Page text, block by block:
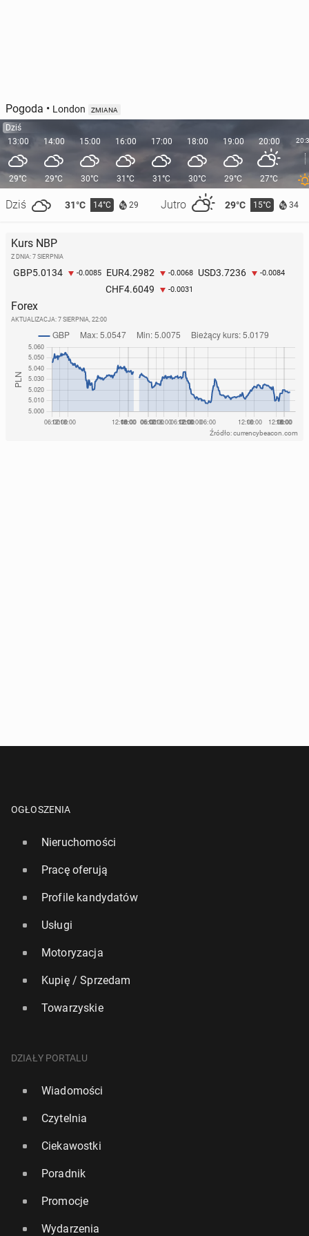
Pogoda • London ZMIANA
Dziś
13:00
29°C
Dziś 31°C 14°C 29 Jutro 29°C 15°C 34
14:00
29°C
15:00
30°C
16:00
31°C
17:00
31°C
18:00
30°C
19:00
29°C
20:00
27°C
Kurs NBP
Z DNIA: 7 SIERPNIA
GBP5.0134 -0.0085 EUR4.2982 -0.0068 USD3.7236 -0.0084
CHF4.6049 -0.0031
Forex
AKTUALIZACJA: 7 SIERPNIA, 22:00
Źródło: currencybeacon.com
OGŁOSZENIA
Nieruchomości
Pracę oferują
Profile kandydatów
Usługi
Motoryzacja
Kupię / Sprzedam
Towarzyskie
DZIAŁY PORTALU
Wiadomości
Czytelnia
Ciekawostki
Poradnik
Promocje
Wydarzenia